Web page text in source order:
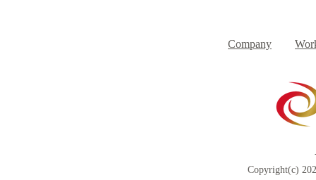
Company
Copyright(c)